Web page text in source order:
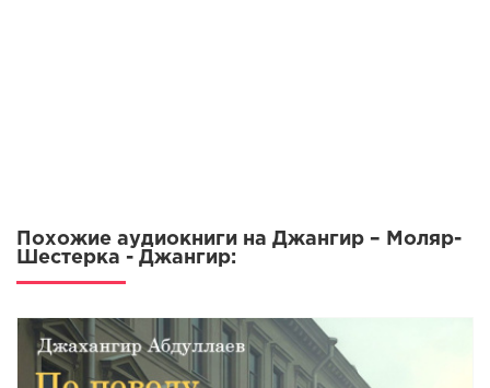
Похожие аудиокниги на Джангир – Моляр-
Шестерка - Джангир: